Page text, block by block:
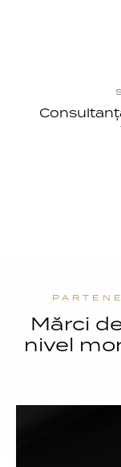
Mărci
nivel